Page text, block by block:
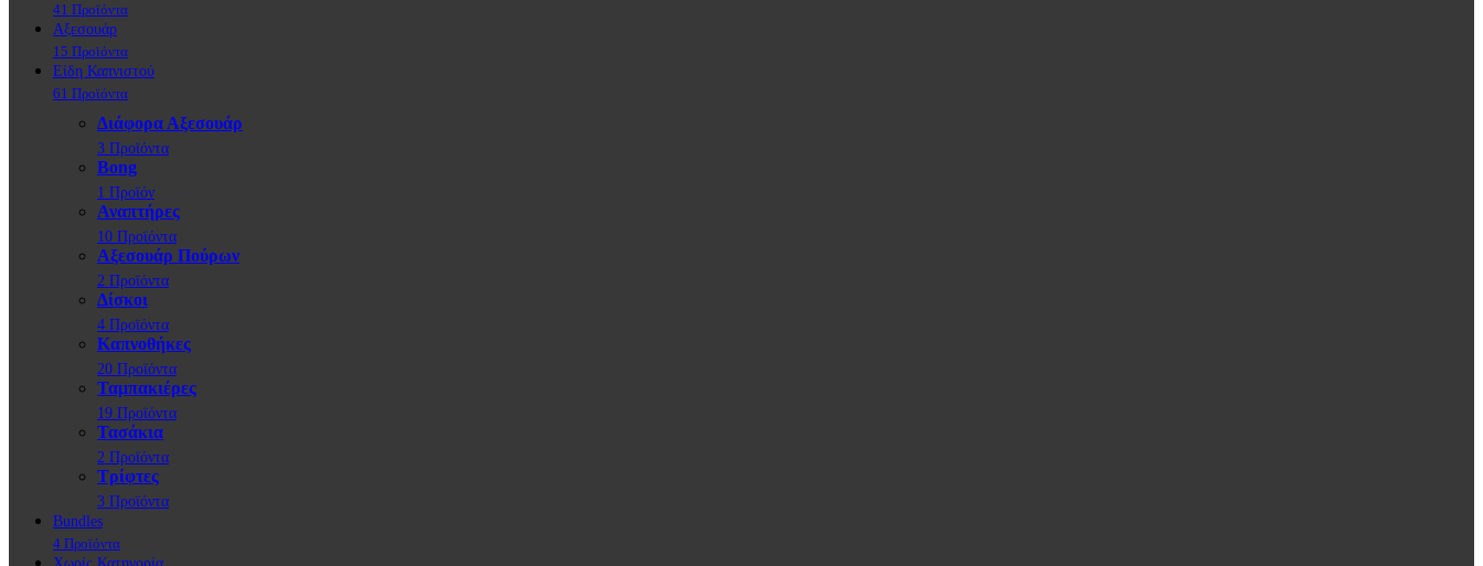
41 Προϊόντα
Αξεσουάρ
15 Προϊόντα
Είδη Καπνιστού
61 Προϊόντα
Διάφορα Αξεσουάρ
3 Προϊόντα
Bong
1 Προϊόν
Αναπτήρες
10 Προϊόντα
Αξεσουάρ Πούρων
2 Προϊόντα
Δίσκοι
4 Προϊόντα
Καπνοθήκες
20 Προϊόντα
Ταμπακιέρες
19 Προϊόντα
Τασάκια
2 Προϊόντα
Τρίφτες
3 Προϊόντα
Bundles
4 Προϊόντα